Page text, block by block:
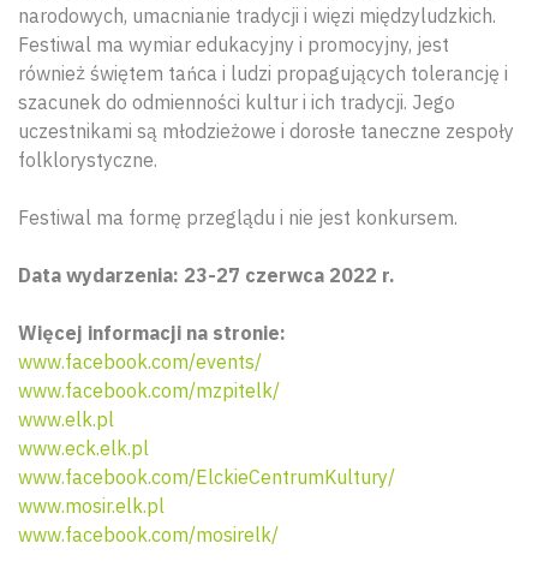
narodowych, umacnianie tradycji i więzi międzyludzkich.
Festiwal ma wymiar edukacyjny i promocyjny, jest
również świętem tańca i ludzi propagujących tolerancję i
szacunek do odmienności kultur i ich tradycji. Jego
uczestnikami są młodzieżowe i dorosłe taneczne zespoły
folklorystyczne.
Festiwal ma formę przeglądu i nie jest konkursem.
Data wydarzenia: 23-27 czerwca 2022 r.
Więcej informacji na stronie:
www.facebook.com/events/
www.facebook.com/mzpitelk/
www.elk.pl
www.eck.elk.pl
www.facebook.com/ElckieCentrumKultury/
www.mosir.elk.pl
www.facebook.com/mosirelk/